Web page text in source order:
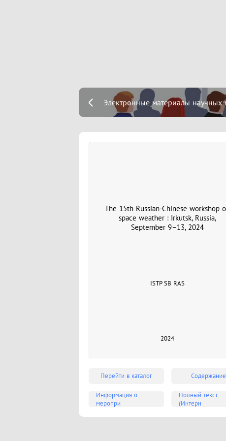
Электронные материалы научных
The 15th Russian-Chinese workshop
space weather : Irkutsk, Russia,
September 9–13, 2024
ISTP SB RAS
2024
Перейти в каталог Содержание
Информация о
меропри
Полный текст
(Интерн